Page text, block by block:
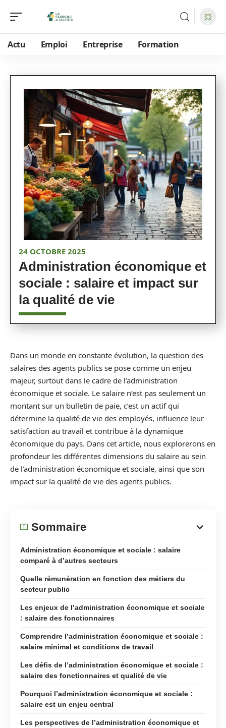
Actu Emploi Entreprise Formation
24 OCTOBRE 2025
Administration économique et
sociale : salaire et impact sur
la qualité de vie
Dans un monde en constante évolution, la question des
salaires des agents publics se pose comme un enjeu
majeur, surtout dans le cadre de l’administration
économique et sociale. Le salaire n’est pas seulement un
montant sur un bulletin de paie, c’est un actif qui
détermine la qualité de vie des employés, influence leur
satisfaction au travail et contribue à la dynamique
économique du pays. Dans cet article, nous explorerons en
profondeur les différentes dimensions du salaire au sein
de l’administration économique et sociale, ainsi que son
impact sur la qualité de vie des agents publics.
Sommaire
Administration économique et sociale : salaire
comparé à d’autres secteurs
Quelle rémunération en fonction des métiers du
secteur public
Les enjeux de l’administration économique et sociale
: salaire des fonctionnaires
Comprendre l’administration économique et sociale :
salaire minimal et conditions de travail
Les défis de l’administration économique et sociale :
salaire des fonctionnaires et qualité de vie
Pourquoi l’administration économique et sociale :
salaire est un enjeu central
Les perspectives de l’administration économique et